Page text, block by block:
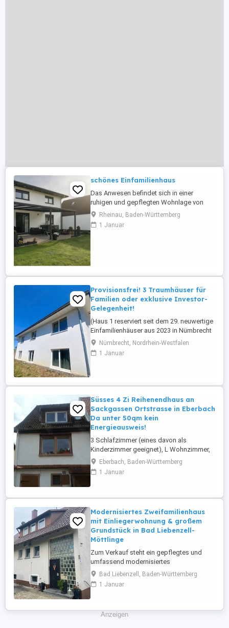
schönes Einfamilienhaus
Das Anwesen befindet sich in einer
ruhigen und gepflegten Wohnlage von
Rheinau und besticht durch eine
durchdachte Raumaufteilung,
lichtdurchflutete Zimmer und hochwertige
Rheinau, Baden-Württemberg
1 Januar
Provisionsfrei! 3 Traumhäuser für
Familien oder exklusive Investor-
Gelegenheit!
(Haus 1 reserviert seit dem 29. neuwertige
Einfamilienhäuser aus 2023 in Nümbrecht
Niederbröl zur Auswahl" 3 neuwertige
Einfamilienhäuser in Nümbrecht
Niederbröl am Ende des Dorfes. Die
ausgestattet. Hier kann man sich sicher
sein, ...
Nümbrecht, Nordrhein-Westfalen
1 Januar
Süsses 4 Zi Reihenendhaus an
Sackgassen Ortstrasse in Eberbach
Da unter 50qm kein
Energieausweis!
3 Schlafzimmer (eines davon als
Kinderzimmer geeignet), L Wohnzimmer,
Einbauküche von 2021, Bad neu 2021,
ebenerdiger Keller 70m vom Neckar
gelegen: 30 km bis Heidelberg
gelegen Dachausbau ...
Eberbach, Baden-Württemberg
1 Januar
Modernisiertes Zweifamilienhaus
mit Einliegerwohnung & großem
Grundstück in Bad Liebenzell-
Möttlinge
Zum Verkauf steht ein gepflegtes und
umfassend modernisiertes
Zweifamilienhaus mit zusätzlicher
Einliegerwohnung in ruhiger Lage von
Möttlingen (Bad Liebenzell). Das im Jahr
präsentiert sich heute in einem modernen
Bad Liebenzell, Baden-Württemberg
1 Januar
Anzeigen